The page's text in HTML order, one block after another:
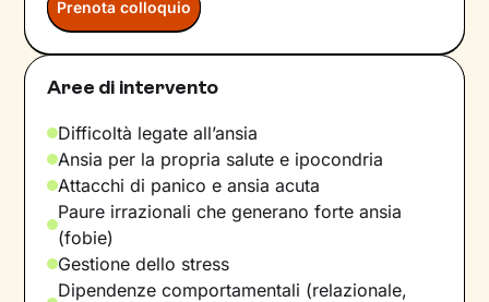
Prenota colloquio
Aree di intervento
Difficoltà legate all’ansia
Ansia per la propria salute e ipocondria
Attacchi di panico e ansia acuta
Paure irrazionali che generano forte ansia
(fobie)
Gestione dello stress
Dipendenze comportamentali (relazionale,